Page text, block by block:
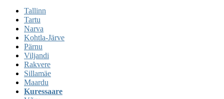
Tallinn
Tartu
Narva
Kohtla-Järve
Pärnu
Viljandi
Rakvere
Sillamäe
Maardu
Kuressaare